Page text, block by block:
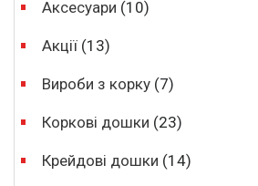
Аксесуари (10)
Акції (13)
Вироби з корку (7)
Коркові дошки (23)
Крейдові дошки (14)